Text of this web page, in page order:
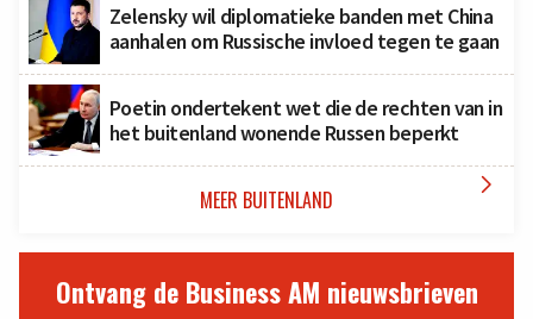
Zelensky wil diplomatieke banden met China
aanhalen om Russische invloed tegen te gaan
Poetin ondertekent wet die de rechten van in
het buitenland wonende Russen beperkt
MEER BUITENLAND 
Ontvang de Business AM nieuwsbrieven